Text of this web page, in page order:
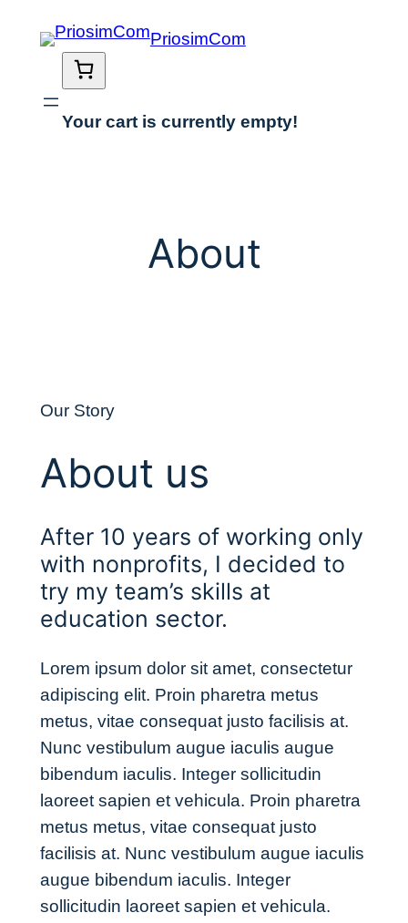
PriosimCom
Your cart is currently empty!
About
Our Story
About us
After 10 years of working only
with nonprofits, I decided to
try my team’s skills at
education sector.
Lorem ipsum dolor sit amet, consectetur
adipiscing elit. Proin pharetra metus
metus, vitae consequat justo facilisis at.
Nunc vestibulum augue iaculis augue
bibendum iaculis. Integer sollicitudin
laoreet sapien et vehicula. Proin pharetra
metus metus, vitae consequat justo
facilisis at. Nunc vestibulum augue iaculis
augue bibendum iaculis. Integer
sollicitudin laoreet sapien et vehicula.